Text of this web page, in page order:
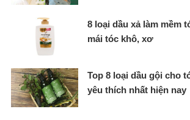
8 loại dầu xả làm mềm
mái tóc khô, xơ
Top 8 loại dầu gội cho
yêu thích nhất hiện nay